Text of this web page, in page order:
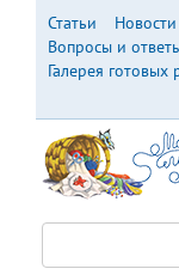
Перейти
основному
содержанию
Статьи Новости
Вопросы и
Галерея готовых